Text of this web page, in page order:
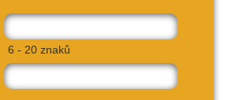
6 - 20 znaků